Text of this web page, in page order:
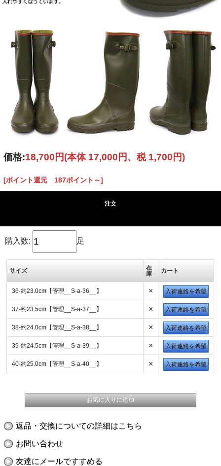
価格:18,700円(本体 17,000円、税 1,700円)
[ポイント還元 187ポイント～]
注文
購入数: 足
サイズ
在
庫
カート
36-約23.0cm【管理__S-a-36__】 × 入荷連絡を希望
37-約23.5cm【管理__S-a-37__】 × 入荷連絡を希望
38-約24.0cm【管理__S-a-38__】 × 入荷連絡を希望
39-約24.5cm【管理__S-a-39__】 × 入荷連絡を希望
40-約25.0cm【管理__S-a-40__】 × 入荷連絡を希望
返品・交換についての詳細はこちら
お問い合わせ
友達にメールですすめる